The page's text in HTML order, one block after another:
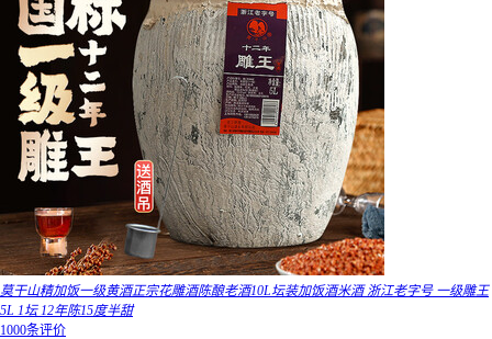
莫干山精加饭一级黄酒正宗花雕酒陈酿老酒10L坛装加饭酒米酒 浙江老字号 一级雕王
5L 1坛 12年陈15度半甜
1000条评价